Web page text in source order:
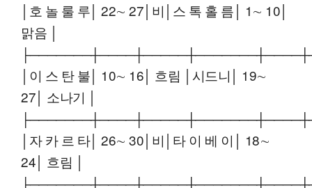
│호 놀 룰 루│ 22∼ 27│비│스 톡 홀 름│ 1∼ 10│
맑음 │
│이 스 탄 불│ 10∼ 16│ 흐림 │시드니│ 19∼
27│ 소나기 │
│자 카 르 타│ 26∼ 30│비│타 이 베 이│ 18∼
24│ 흐림 │